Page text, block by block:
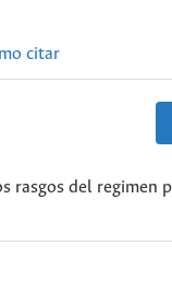
citar
rasgos del regimen